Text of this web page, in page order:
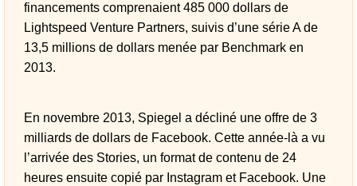
financements comprenaient 485 000 dollars de
Lightspeed Venture Partners, suivis d’une série A de
13,5 millions de dollars menée par Benchmark en
2013.
En novembre 2013, Spiegel a décliné une offre de 3
milliards de dollars de Facebook. Cette année-là a vu
l’arrivée des Stories, un format de contenu de 24
heures ensuite copié par Instagram et Facebook. Une